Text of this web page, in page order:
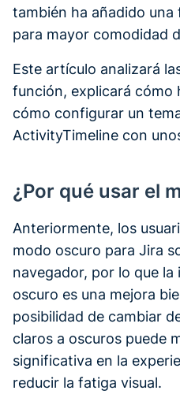
también ha añadido
para mayor comodidad
Este artículo analizará
función, explicará cómo
cómo configurar un
ActivityTimeline con
¿Por qué usar el
Anteriormente, los
modo oscuro para Jira
navegador, por lo que
oscuro es una mejora
posibilidad de cambiar
claros a oscuros puede
significativa en la
reducir la fatiga visual.